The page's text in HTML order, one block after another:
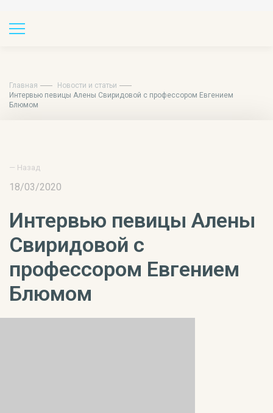
Главная
Новости и статьи
Интервью певицы Алены Свиридовой c профессором Евгением
Блюмом
— Назад
18/03/2020
Интервью певицы Алены
Свиридовой c
профессором Евгением
Блюмом